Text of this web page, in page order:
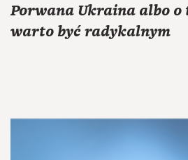
Porwana Ukraina albo o
warto być radykalnym